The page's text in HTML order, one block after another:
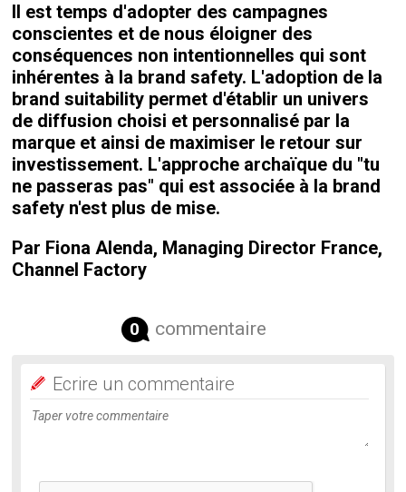
Il est temps d'adopter des campagnes
conscientes et de nous éloigner des
conséquences non intentionnelles qui sont
inhérentes à la brand safety. L'adoption de la
brand suitability permet d'établir un univers
de diffusion choisi et personnalisé par la
marque et ainsi de maximiser le retour sur
investissement. L'approche archaïque du "tu
ne passeras pas" qui est associée à la brand
safety n'est plus de mise.
Par Fiona Alenda, Managing Director France,
Channel Factory
0 commentaire
Ecrire un commentaire